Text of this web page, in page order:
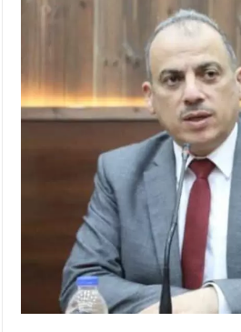
يقر مشروع تعديل قانون الملكية العقارية
تشكيلات إدارية واسعة في الداخلية (اسماء)
اليومية ويؤكد حرص مجلس النواب
فاعلة مع الإعلام
الثالثة) إلى مراجعة منصة خدمة
العلم
الملك يلتقي مجموعة من رفاق السلاح
يتلقى اتصالا هاتفيا من العاهل البحريني
فريحات.. مبارك ومزيدا من التوفيق